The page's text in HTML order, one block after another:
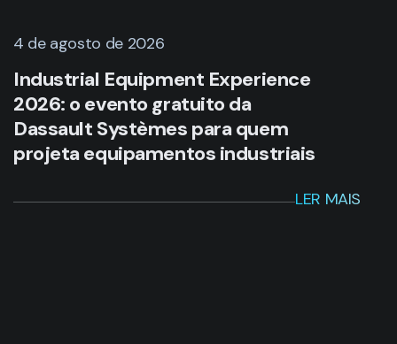
4 de agosto de 2026
Industrial Equipment Experience
2026: o evento gratuito da
Dassault Systèmes para quem
projeta equipamentos industriais
LER MAIS